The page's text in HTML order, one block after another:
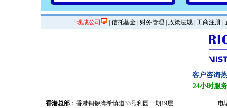
现成公司 | 信托基金| 财务管理 政策法规| 工商注册|
客户咨询
24小时服
香港总部 ：香港铜锣湾希慎道33号利园一期19层
电